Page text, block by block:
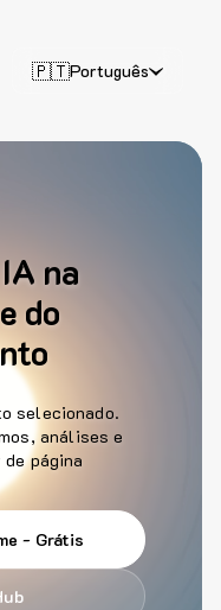
🇵🇹Português
na
do
selecionado.
análises e
página
- Grátis